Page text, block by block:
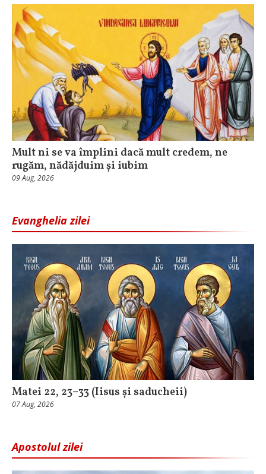
Mult ni se va împlini dacă mult credem, ne
rugăm, nădăjduim și iubim
09 Aug, 2026
Evanghelia zilei
Matei 22, 23–33 (Iisus și saducheii)
07 Aug, 2026
Apostolul zilei